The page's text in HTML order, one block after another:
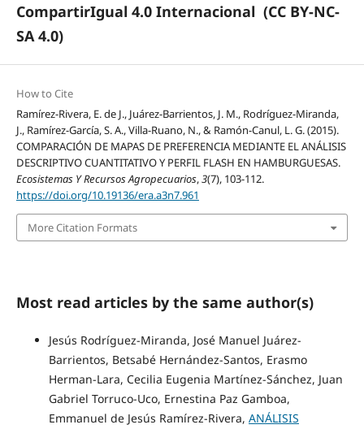
CompartirIgual 4.0 Internacional (CC BY-NC-
SA 4.0)
How to Cite
Ramírez-Rivera, E. de J., Juárez-Barrientos, J. M., Rodríguez-Miranda,
J., Ramírez-García, S. A., Villa-Ruano, N., & Ramón-Canul, L. G. (2015).
COMPARACIÓN DE MAPAS DE PREFERENCIA MEDIANTE EL ANÁLISIS
DESCRIPTIVO CUANTITATIVO Y PERFIL FLASH EN HAMBURGUESAS.
Ecosistemas Y Recursos Agropecuarios,3(7), 103-112.
https://doi.org/10.19136/era.a3n7.961
More Citation Formats
Most read articles by the same author(s)
Jesús Rodríguez-Miranda, José Manuel Juárez-
Barrientos, Betsabé Hernández-Santos, Erasmo
Herman-Lara, Cecilia Eugenia Martínez-Sánchez, Juan
Gabriel Torruco-Uco, Ernestina Paz Gamboa,
Emmanuel de Jesús Ramírez-Rivera, ANÁLISIS